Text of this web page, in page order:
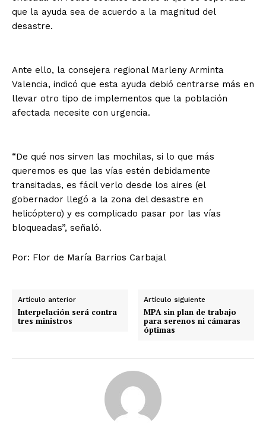
que la ayuda sea de acuerdo a la magnitud del
desastre.
Ante ello, la consejera regional Marleny Arminta
Valencia, indicó que esta ayuda debió centrarse más en
llevar otro tipo de implementos que la población
afectada necesite con urgencia.
“De qué nos sirven las mochilas, si lo que más
queremos es que las vías estén debidamente
transitadas, es fácil verlo desde los aires (el
gobernador llegó a la zona del desastre en
helicóptero) y es complicado pasar por las vías
bloqueadas”, señaló.
Por: Flor de María Barrios Carbajal
Artículo anterior
Interpelación será contra
tres ministros
Artículo siguiente
MPA sin plan de trabajo
para serenos ni cámaras
óptimas